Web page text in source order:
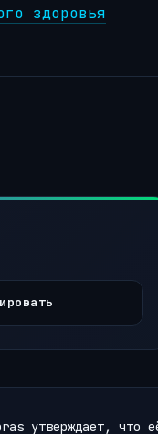
здоровья
утверждает, что